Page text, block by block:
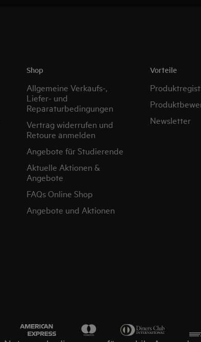
Shop
Allgemeine Verkaufs-,
Liefer- und
Reparaturbedingungen
Vertrag widerrufen und
Retoure anmelden
Angebote für Studierende
Aktuelle Aktionen &
Angebote
FAQs Online Shop
Angebote und Aktionen
Vorteile
Newsletter